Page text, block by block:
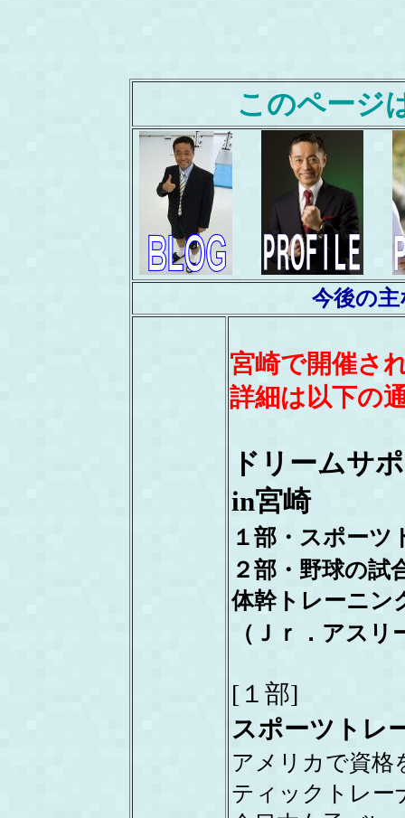
このページ
今後の
宮崎で開催さ
詳細は以下の
ドリームサ
in宮崎
１部・スポーツ
２部・野球の試
体幹トレーニン
（Ｊｒ．アスリ
[１部]
スポーツトレ
アメリカで資格
ティックトレー